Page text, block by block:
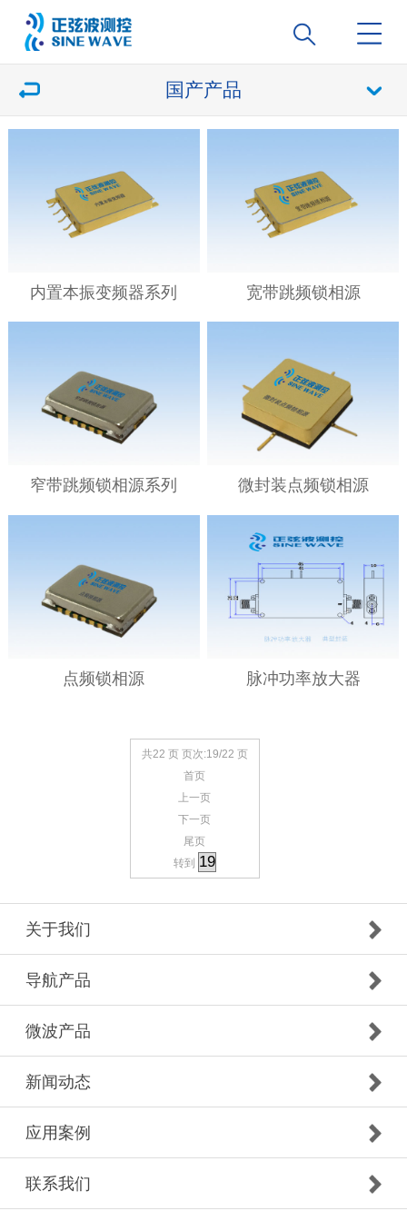
国产产品
内置本振变频器系列 宽带跳频锁相源
窄带跳频锁相源系列 微封装点频锁相源
点频锁相源 脉冲功率放大器
共22 页 页次:19/22 页
首页
上一页
下一页
尾页
转到
关于我们
导航产品
微波产品
新闻动态
应用案例
联系我们